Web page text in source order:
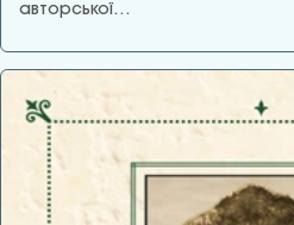
авторської…